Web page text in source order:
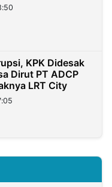
KPK Didesak
Dirut PT ADCP
LRT City